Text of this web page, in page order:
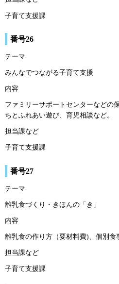
子育て支援課
番号26
テーマ
みんなでつながる子育て支援
内容
ファミリーサポートセンターなどの
ちとふれあい遊び、育児相談など。
担当課など
子育て支援課
番号27
テーマ
離乳食づくり・きほんの「き」
内容
離乳食の作り方（要材料費)、個別食
担当課など
子育て支援課